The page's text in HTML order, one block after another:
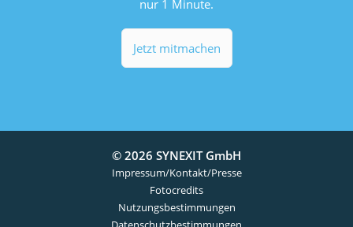
nur 1 Minute.
Jetzt mitmachen
© 2026 SYNEXIT GmbH
Impressum/Kontakt/Presse
Fotocredits
Nutzungsbestimmungen